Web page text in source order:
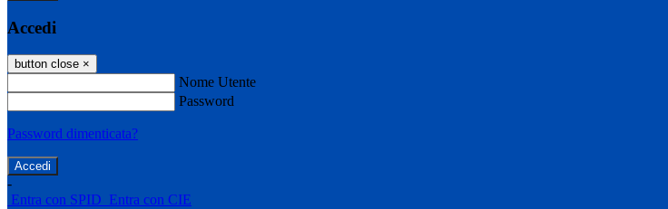
Accedi
button close ×
Nome Utente
Password
Password dimenticata?
-
Entra con SPID Entra con CIE